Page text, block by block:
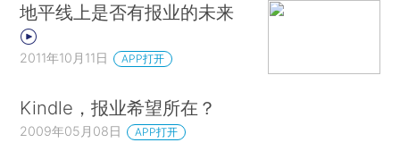
地平线上是否有报业的未来
2011年10月11日 APP打开
Kindle，报业希望所在？
2009年05月08日 APP打开